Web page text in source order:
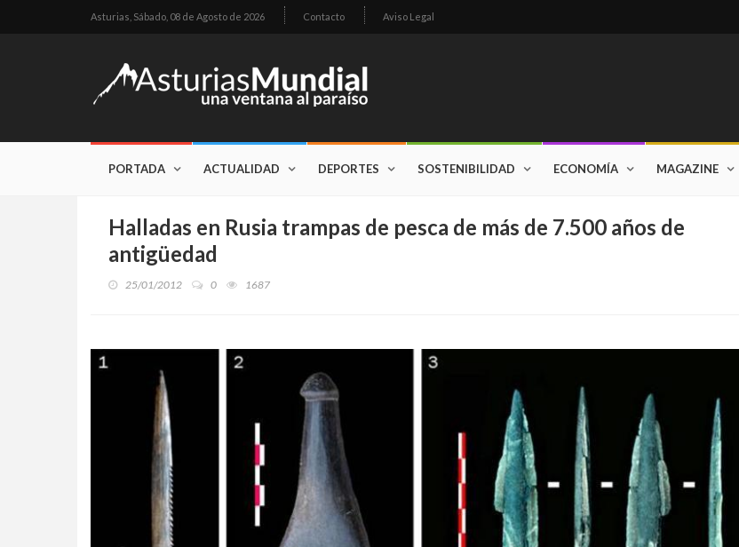
Asturias, Sábado, 08 de Agosto de 2026 Contacto Aviso Legal
PORTADA ACTUALIDAD DEPORTES SOSTENIBILIDAD ECONOMÍA MAGAZINE
Halladas en Rusia trampas de pesca de más de 7.500 años de
antigüedad
25/01/2012 0 1687